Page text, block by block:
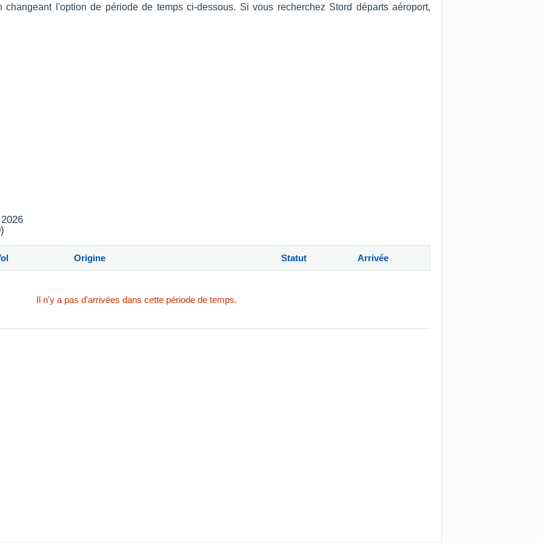
l'option de période de temps ci-dessous. Si vous recherchez Stord départs aéroport,
Origine Statut Arrivée
Il n'y a pas d'arrivées dans cette période de temps.